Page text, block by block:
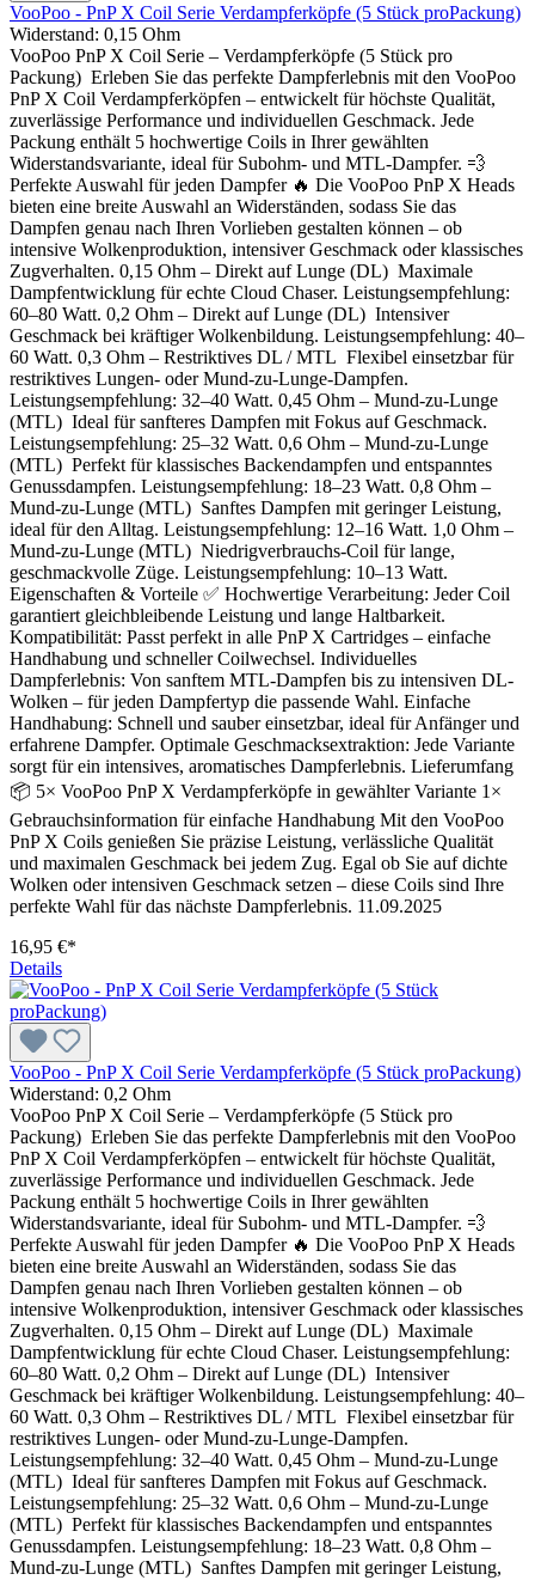
VooPoo - PnP X Coil Serie Verdampferköpfe (5 Stück proPackung)
Widerstand: 0,15 Ohm
VooPoo PnP X Coil Serie – Verdampferköpfe (5 Stück pro
Packung) Erleben Sie das perfekte Dampferlebnis mit den VooPoo
PnP X Coil Verdampferköpfen – entwickelt für höchste Qualität,
zuverlässige Performance und individuellen Geschmack. Jede
Packung enthält 5 hochwertige Coils in Ihrer gewählten
Widerstandsvariante, ideal für Subohm- und MTL-Dampfer. 💨
Perfekte Auswahl für jeden Dampfer 🔥 Die VooPoo PnP X Heads
bieten eine breite Auswahl an Widerständen, sodass Sie das
Dampfen genau nach Ihren Vorlieben gestalten können – ob
intensive Wolkenproduktion, intensiver Geschmack oder klassisches
Zugverhalten. 0,15 Ohm – Direkt auf Lunge (DL) Maximale
Dampfentwicklung für echte Cloud Chaser. Leistungsempfehlung:
60–80 Watt. 0,2 Ohm – Direkt auf Lunge (DL) Intensiver
Geschmack bei kräftiger Wolkenbildung. Leistungsempfehlung: 40–
60 Watt. 0,3 Ohm – Restriktives DL / MTL Flexibel einsetzbar für
restriktives Lungen- oder Mund-zu-Lunge-Dampfen.
Leistungsempfehlung: 32–40 Watt. 0,45 Ohm – Mund-zu-Lunge
(MTL) Ideal für sanfteres Dampfen mit Fokus auf Geschmack.
Leistungsempfehlung: 25–32 Watt. 0,6 Ohm – Mund-zu-Lunge
(MTL) Perfekt für klassisches Backendampfen und entspanntes
Genussdampfen. Leistungsempfehlung: 18–23 Watt. 0,8 Ohm –
Mund-zu-Lunge (MTL) Sanftes Dampfen mit geringer Leistung,
ideal für den Alltag. Leistungsempfehlung: 12–16 Watt. 1,0 Ohm –
Mund-zu-Lunge (MTL) Niedrigverbrauchs-Coil für lange,
geschmackvolle Züge. Leistungsempfehlung: 10–13 Watt.
Eigenschaften & Vorteile ✅ Hochwertige Verarbeitung: Jeder Coil
garantiert gleichbleibende Leistung und lange Haltbarkeit.
Kompatibilität: Passt perfekt in alle PnP X Cartridges – einfache
Handhabung und schneller Coilwechsel. Individuelles
Dampferlebnis: Von sanftem MTL-Dampfen bis zu intensiven DL-
Wolken – für jeden Dampfertyp die passende Wahl. Einfache
Handhabung: Schnell und sauber einsetzbar, ideal für Anfänger und
erfahrene Dampfer. Optimale Geschmacksextraktion: Jede Variante
sorgt für ein intensives, aromatisches Dampferlebnis. Lieferumfang
📦 5× VooPoo PnP X Verdampferköpfe in gewählter Variante 1×
Gebrauchsinformation für einfache Handhabung Mit den VooPoo
PnP X Coils genießen Sie präzise Leistung, verlässliche Qualität
und maximalen Geschmack bei jedem Zug. Egal ob Sie auf dichte
Wolken oder intensiven Geschmack setzen – diese Coils sind Ihre
perfekte Wahl für das nächste Dampferlebnis. 11.09.2025
16,95 €*
Details
VooPoo - PnP X Coil Serie Verdampferköpfe (5 Stück proPackung)
Widerstand: 0,2 Ohm
VooPoo PnP X Coil Serie – Verdampferköpfe (5 Stück pro
Packung) Erleben Sie das perfekte Dampferlebnis mit den VooPoo
PnP X Coil Verdampferköpfen – entwickelt für höchste Qualität,
zuverlässige Performance und individuellen Geschmack. Jede
Packung enthält 5 hochwertige Coils in Ihrer gewählten
Widerstandsvariante, ideal für Subohm- und MTL-Dampfer. 💨
Perfekte Auswahl für jeden Dampfer 🔥 Die VooPoo PnP X Heads
bieten eine breite Auswahl an Widerständen, sodass Sie das
Dampfen genau nach Ihren Vorlieben gestalten können – ob
intensive Wolkenproduktion, intensiver Geschmack oder klassisches
Zugverhalten. 0,15 Ohm – Direkt auf Lunge (DL) Maximale
Dampfentwicklung für echte Cloud Chaser. Leistungsempfehlung:
60–80 Watt. 0,2 Ohm – Direkt auf Lunge (DL) Intensiver
Geschmack bei kräftiger Wolkenbildung. Leistungsempfehlung: 40–
60 Watt. 0,3 Ohm – Restriktives DL / MTL Flexibel einsetzbar für
restriktives Lungen- oder Mund-zu-Lunge-Dampfen.
Leistungsempfehlung: 32–40 Watt. 0,45 Ohm – Mund-zu-Lunge
(MTL) Ideal für sanfteres Dampfen mit Fokus auf Geschmack.
Leistungsempfehlung: 25–32 Watt. 0,6 Ohm – Mund-zu-Lunge
(MTL) Perfekt für klassisches Backendampfen und entspanntes
Genussdampfen. Leistungsempfehlung: 18–23 Watt. 0,8 Ohm –
Mund-zu-Lunge (MTL) Sanftes Dampfen mit geringer Leistung,